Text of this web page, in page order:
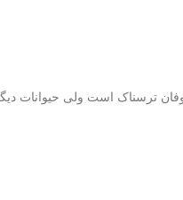
ترسناک است ولی حیوانات